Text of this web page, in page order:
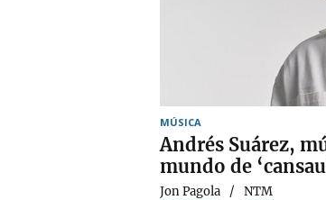
MÚSICA
Andrés Suárez,
mundo de
Jon Pagola NTM